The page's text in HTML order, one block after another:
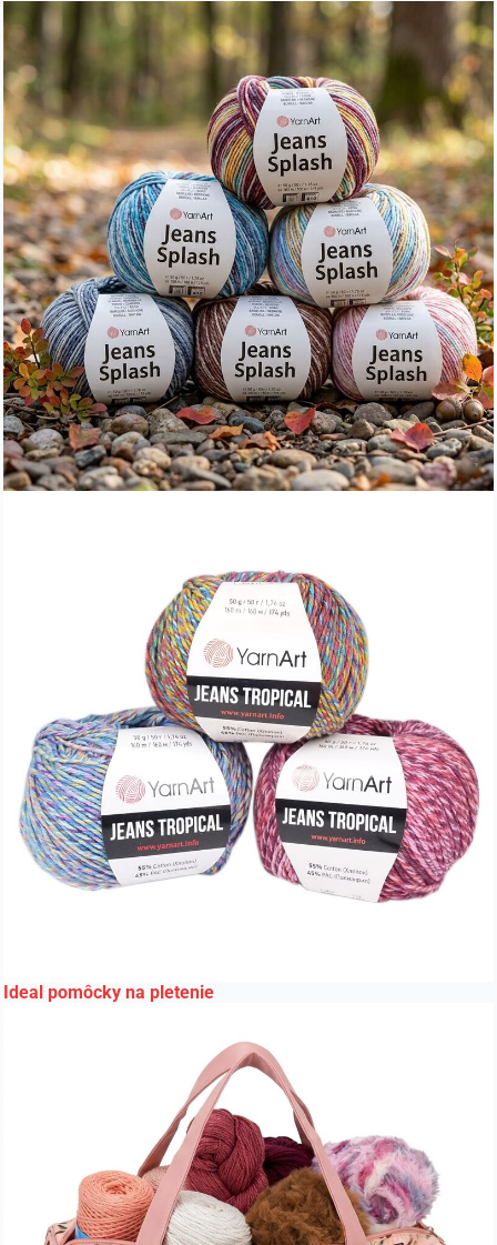
Ideal pomôcky na pletenie